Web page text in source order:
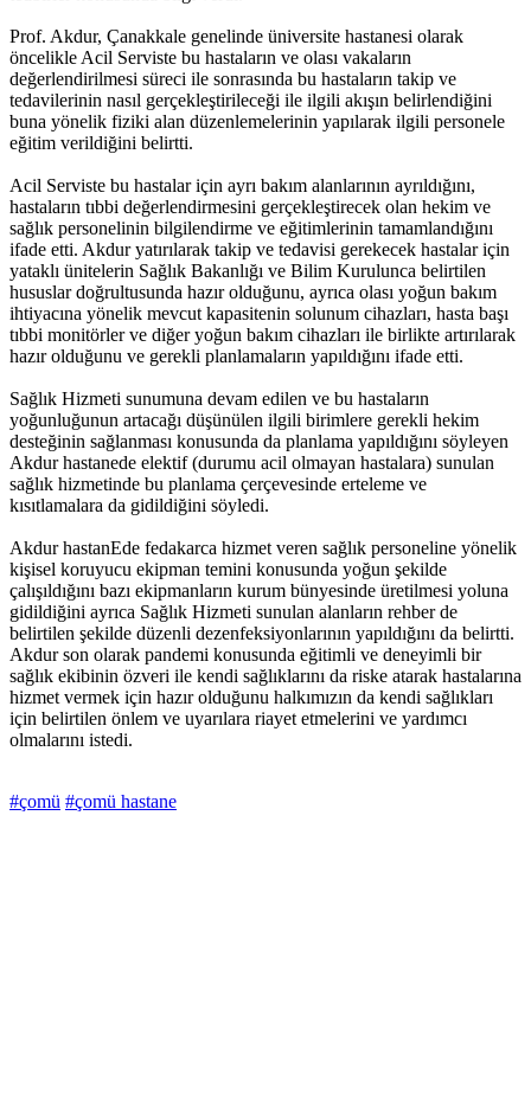
Prof. Akdur, Çanakkale genelinde üniversite hastanesi olarak
öncelikle Acil Serviste bu hastaların ve olası vakaların
değerlendirilmesi süreci ile sonrasında bu hastaların takip ve
tedavilerinin nasıl gerçekleştirileceği ile ilgili akışın belirlendiğini
buna yönelik fiziki alan düzenlemelerinin yapılarak ilgili personele
eğitim verildiğini belirtti.
Acil Serviste bu hastalar için ayrı bakım alanlarının ayrıldığını,
hastaların tıbbi değerlendirmesini gerçekleştirecek olan hekim ve
sağlık personelinin bilgilendirme ve eğitimlerinin tamamlandığını
ifade etti. Akdur yatırılarak takip ve tedavisi gerekecek hastalar için
yataklı ünitelerin Sağlık Bakanlığı ve Bilim Kurulunca belirtilen
hususlar doğrultusunda hazır olduğunu, ayrıca olası yoğun bakım
ihtiyacına yönelik mevcut kapasitenin solunum cihazları, hasta başı
tıbbi monitörler ve diğer yoğun bakım cihazları ile birlikte artırılarak
hazır olduğunu ve gerekli planlamaların yapıldığını ifade etti.
Sağlık Hizmeti sunumuna devam edilen ve bu hastaların
yoğunluğunun artacağı düşünülen ilgili birimlere gerekli hekim
desteğinin sağlanması konusunda da planlama yapıldığını söyleyen
Akdur hastanede elektif (durumu acil olmayan hastalara) sunulan
sağlık hizmetinde bu planlama çerçevesinde erteleme ve
kısıtlamalara da gidildiğini söyledi.
Akdur hastanEde fedakarca hizmet veren sağlık personeline yönelik
kişisel koruyucu ekipman temini konusunda yoğun şekilde
çalışıldığını bazı ekipmanların kurum bünyesinde üretilmesi yoluna
gidildiğini ayrıca Sağlık Hizmeti sunulan alanların rehber de
belirtilen şekilde düzenli dezenfeksiyonlarının yapıldığını da belirtti.
Akdur son olarak pandemi konusunda eğitimli ve deneyimli bir
sağlık ekibinin özveri ile kendi sağlıklarını da riske atarak hastalarına
hizmet vermek için hazır olduğunu halkımızın da kendi sağlıkları
için belirtilen önlem ve uyarılara riayet etmelerini ve yardımcı
olmalarını istedi.
#çomü #çomü hastane